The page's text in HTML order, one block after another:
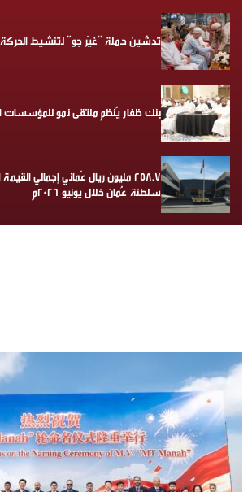
تدشين حملة “غيّر جو” لتنشيط الحركة
بنك ظفار يُنظم ملتقى نمو للمؤسسات
258.7 مليون ريال عُماني إجمالي
سلطنة عُمان خلال يونيو 2026م